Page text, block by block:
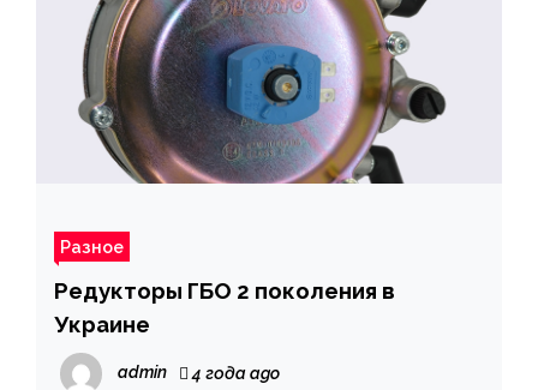
Разное
Редукторы ГБО 2 поколения в
Украине
admin 4 года ago